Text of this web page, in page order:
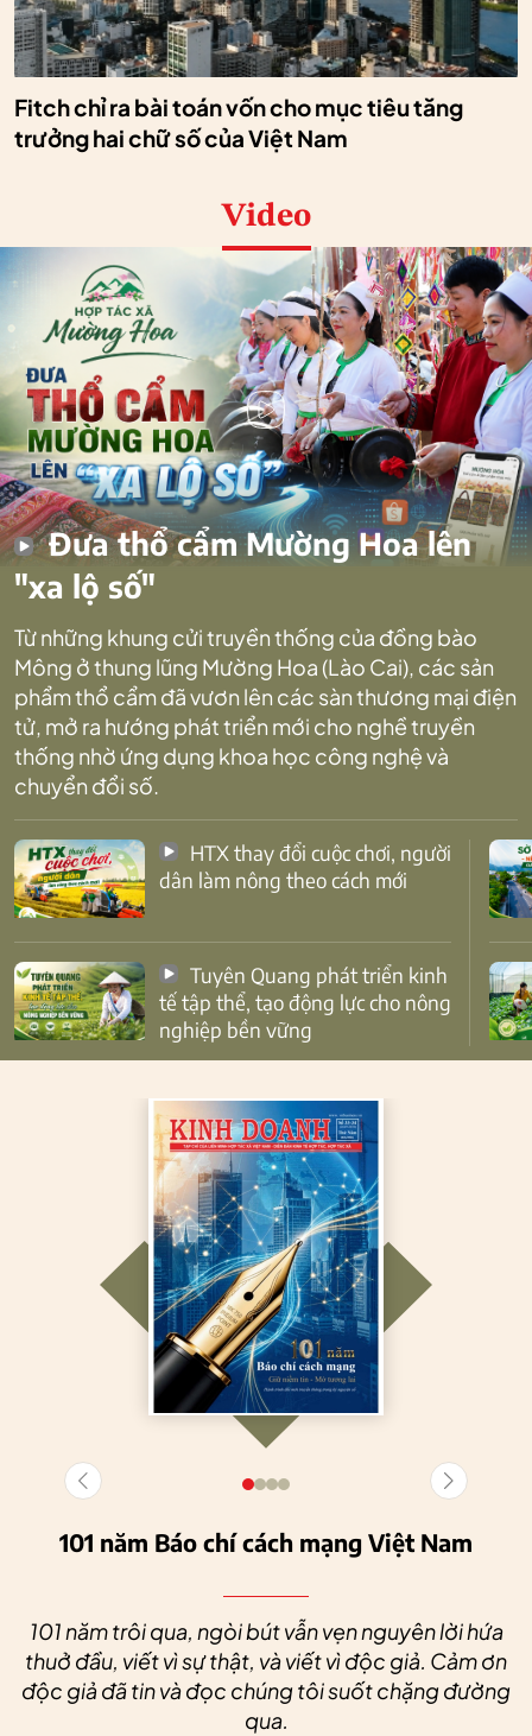
Fitch chỉ ra bài toán vốn cho mục tiêu tăng
trưởng hai chữ số của Việt Nam
Video
Đưa thổ cẩm Mường Hoa lên
"xa lộ số"
Từ những khung cửi truyền thống của đồng bào
Mông ở thung lũng Mường Hoa (Lào Cai), các sản
phẩm thổ cẩm đã vươn lên các sàn thương mại điện
tử, mở ra hướng phát triển mới cho nghề truyền
thống nhờ ứng dụng khoa học công nghệ và
chuyển đổi số.
dân làm nông theo cách mới
tế tập thể, tạo động lực cho nông
nghiệp bền vững
101 năm Báo chí cách mạng Việt Nam
101 năm trôi qua, ngòi bút vẫn vẹn nguyên lời hứa
thuở đầu, viết vì sự thật, và viết vì độc giả. Cảm ơn
độc giả đã tin và đọc chúng tôi suốt chặng đường
qua.